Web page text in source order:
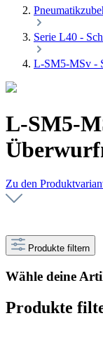
Serie L40 -
L-SM5-MSv -
L-SM5-
Zu den
Produkte filtern
Wähle deine
Produkte